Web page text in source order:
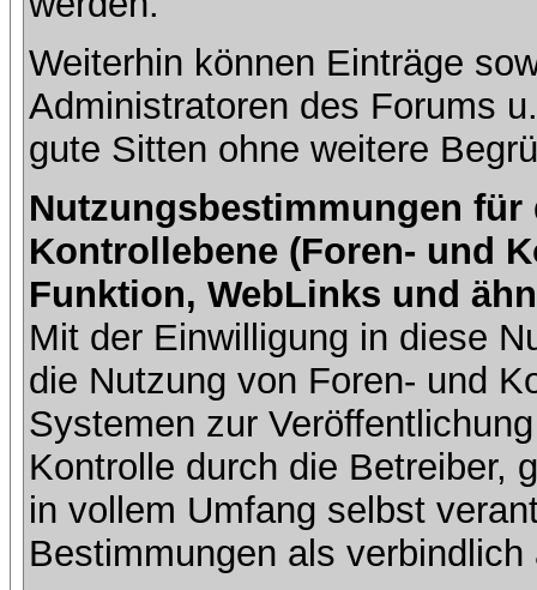
Weiterhin können Einträge
Administratoren des Forums
gute Sitten ohne weitere
Nutzungsbestimmungen
Kontrollebene (Foren- und
Funktion, WebLinks und
Mit der Einwilligung in diese
die Nutzung von Foren- und
Systemen zur
Kontrolle durch die Betreiber,
in vollem Umfang selbst
Bestimmungen als verbindlich